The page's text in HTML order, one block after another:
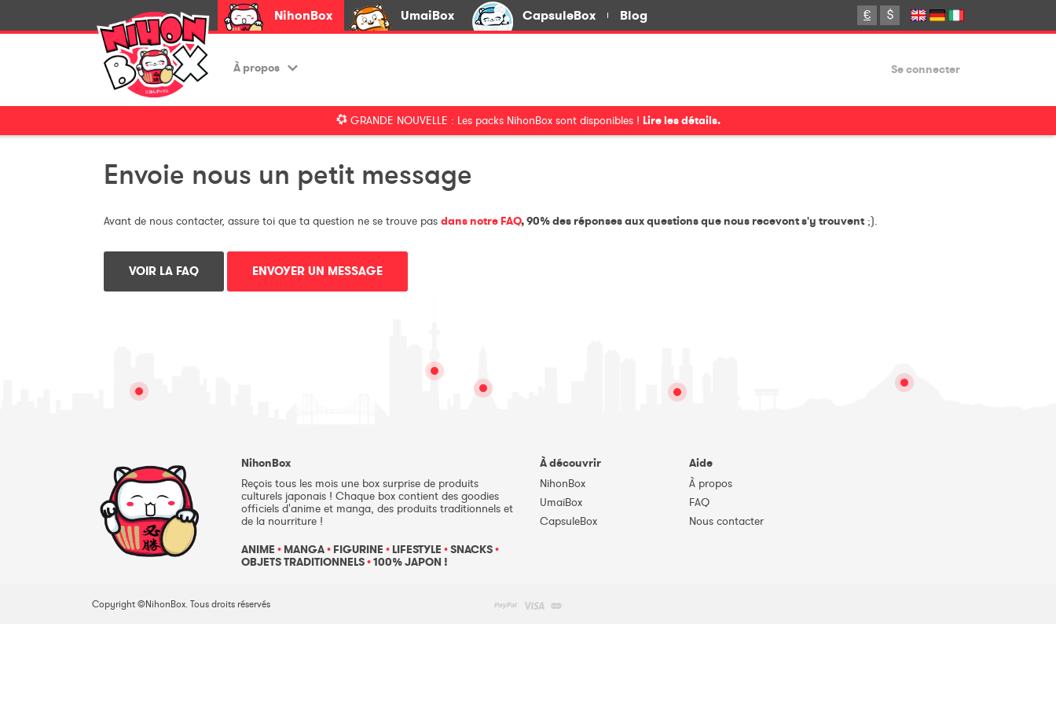
NihonBox UmaiBox CapsuleBox Blog € $
À propos Se connecter
GRANDE NOUVELLE : Les packs NihonBox sont disponibles ! Lire les détails.
Envoie nous un petit message
Avant de nous contacter, assure toi que ta question ne se trouve pas dans notre FAQ, 90% des réponses aux questions que nous recevont s'y trouvent ;).
VOIR LA FAQ ENVOYER UN MESSAGE
NihonBox
Reçois tous les mois une box surprise de produits
culturels japonais ! Chaque box contient des goodies
officiels d'anime et manga, des produits traditionnels et
de la nourriture !
ANIME • MANGA• FIGURINE • LIFESTYLE •SNACKS•
OBJETS TRADITIONNELS•100% JAPON !
À découvrir
NihonBox
UmaiBox
CapsuleBox
Aide
À propos
FAQ
Nous contacter
Copyright ©NihonBox. Tous droits réservés